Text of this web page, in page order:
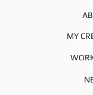
MY